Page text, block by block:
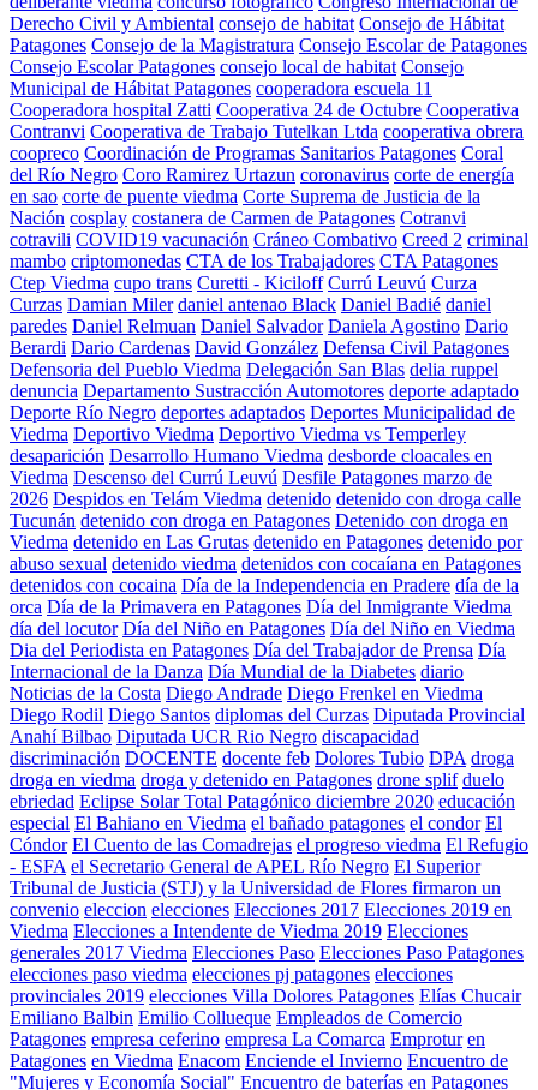
Derecho Civil y Ambiental consejo de habitat Consejo de Hábitat
Patagones Consejo de la Magistratura Consejo Escolar de Patagones
Consejo Escolar Patagones consejo local de habitat Consejo
Municipal de Hábitat Patagones cooperadora escuela 11
Cooperadora hospital Zatti Cooperativa 24 de Octubre Cooperativa
Contranvi Cooperativa de Trabajo Tutelkan Ltda cooperativa obrera
coopreco Coordinación de Programas Sanitarios Patagones Coral
del Río Negro Coro Ramirez Urtazun coronavirus corte de energía
en sao corte de puente viedma Corte Suprema de Justicia de la
Nación cosplay costanera de Carmen de Patagones Cotranvi
cotravili COVID19 vacunación Cráneo Combativo Creed 2 criminal
mambo criptomonedas CTA de los Trabajadores CTA Patagones
Ctep Viedma cupo trans Curetti - Kiciloff Currú Leuvú Curza
Curzas Damian Miler daniel antenao Black Daniel Badié daniel
paredes Daniel Relmuan Daniel Salvador Daniela Agostino Dario
Berardi Dario Cardenas David González Defensa Civil Patagones
Defensoria del Pueblo Viedma Delegación San Blas delia ruppel
denuncia Departamento Sustracción Automotores deporte adaptado
Deporte Río Negro deportes adaptados Deportes Municipalidad de
Viedma Deportivo Viedma Deportivo Viedma vs Temperley
desaparición Desarrollo Humano Viedma desborde cloacales en
Viedma Descenso del Currú Leuvú Desfile Patagones marzo de
2026 Despidos en Telám Viedma detenido detenido con droga calle
Tucunán detenido con droga en Patagones Detenido con droga en
Viedma detenido en Las Grutas detenido en Patagones detenido por
abuso sexual detenido viedma detenidos con cocaíana en Patagones
detenidos con cocaina Día de la Independencia en Pradere día de la
orca Día de la Primavera en Patagones Día del Inmigrante Viedma
día del locutor Día del Niño en Patagones Día del Niño en Viedma
Dia del Periodista en Patagones Día del Trabajador de Prensa Día
Internacional de la Danza Día Mundial de la Diabetes diario
Noticias de la Costa Diego Andrade Diego Frenkel en Viedma
Diego Rodil Diego Santos diplomas del Curzas Diputada Provincial
Anahí Bilbao Diputada UCR Rio Negro discapacidad
discriminación DOCENTE docente feb Dolores Tubio DPA droga
droga en viedma droga y detenido en Patagones drone splif duelo
ebriedad Eclipse Solar Total Patagónico diciembre 2020 educación
especial El Bahiano en Viedma el bañado patagones el condor El
Cóndor El Cuento de las Comadrejas el progreso viedma El Refugio
- ESFA el Secretario General de APEL Río Negro El Superior
Tribunal de Justicia (STJ) y la Universidad de Flores firmaron un
convenio eleccion elecciones Elecciones 2017 Elecciones 2019 en
Viedma Elecciones a Intendente de Viedma 2019 Elecciones
generales 2017 Viedma Elecciones Paso Elecciones Paso Patagones
elecciones paso viedma elecciones pj patagones elecciones
provinciales 2019 elecciones Villa Dolores Patagones Elías Chucair
Emiliano Balbin Emilio Collueque Empleados de Comercio
Patagones empresa ceferino empresa La Comarca Emprotur en
Patagones en Viedma Enacom Enciende el Invierno Encuentro de
"Mujeres y Economía Social" Encuentro de baterías en Patagones